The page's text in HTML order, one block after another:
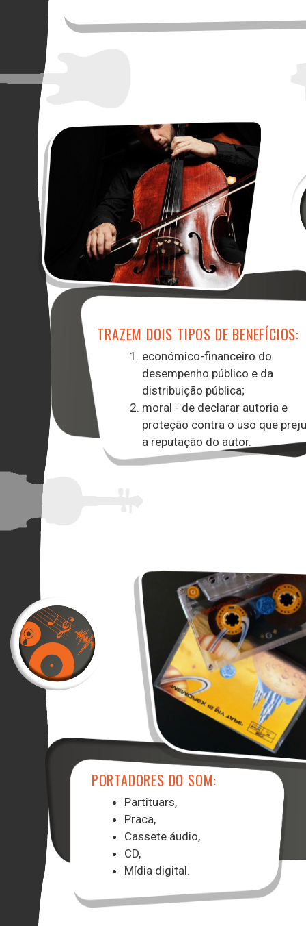
TRAZEM DOIS TIPOS DE BENEFÍCIOS:
económico-financeiro do
desempenho público e da
distribuição pública;
moral - de declarar autoria e
proteção contra o uso que
a reputação do autor.
PORTADORES DO SOM:
Partituars,
Praca,
Cassete áudio,
CD,
Mídia digital.